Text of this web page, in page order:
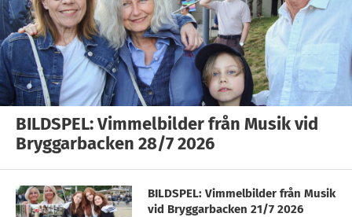
BILDSPEL: Vimmelbilder från Musik vid
Bryggarbacken 28/7 2026
BILDSPEL: Vimmelbilder från Musik
vid Bryggarbacken 21/7 2026